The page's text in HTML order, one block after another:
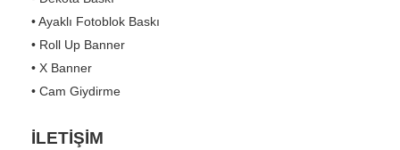
• Ayaklı Fotoblok Baskı
• Roll Up Banner
• X Banner
• Cam Giydirme
İLETİŞİM